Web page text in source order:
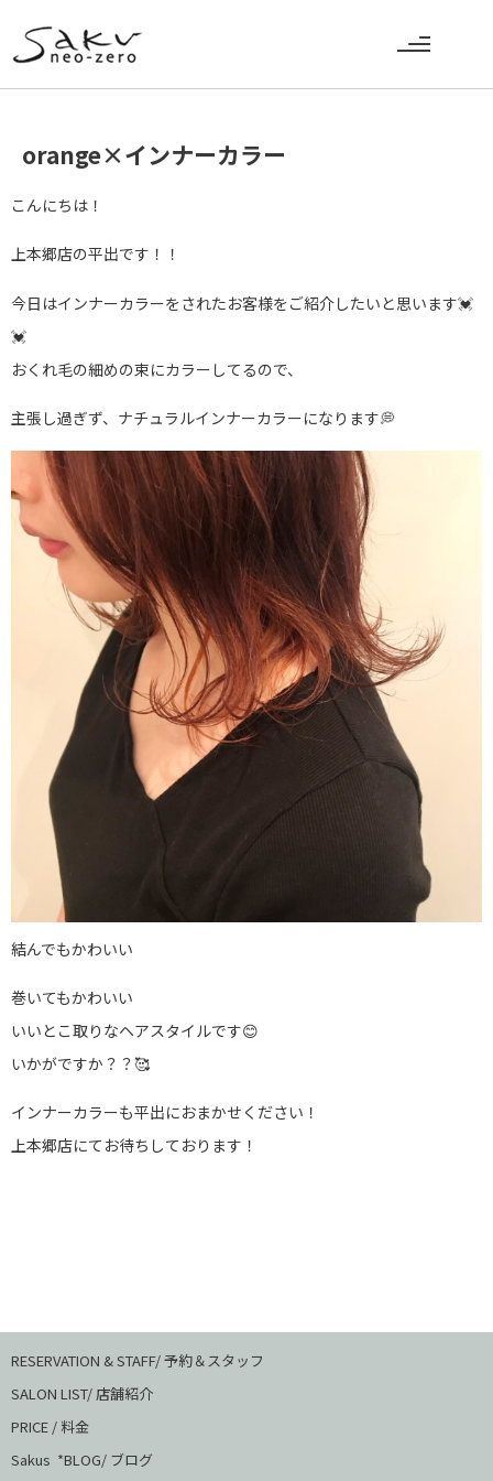
orange×インナーカラー
こんにちは！
上本郷店の平出です！！
今日はインナーカラーをされたお客様をご紹介したいと思います💓
💓
おくれ毛の細めの束にカラーしてるので、
主張し過ぎず、ナチュラルインナーカラーになります💭
結んでもかわいい
巻いてもかわいい
いいとこ取りなヘアスタイルです😊
いかがですか？？🥰
インナーカラーも平出におまかせください！
上本郷店にてお待ちしております！
RESERVATION & STAFF/ 予約＆スタッフ
SALON LIST/ 店舗紹介
PRICE / 料金
Sakus *BLOG/ ブログ